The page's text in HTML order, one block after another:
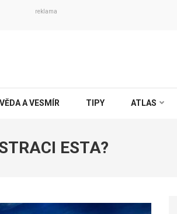
reklama
VĚDA A VESMÍR TIPY ATLAS
ESTA?